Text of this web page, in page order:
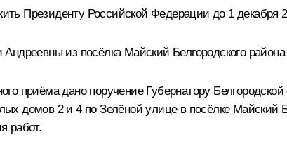
Президенту Российской Федерации до 1 декабря
из посёлка Майский Белгородского района
приёма дано поручение Губернатору
домов 2 и 4 по Зелёной улице в посёлке Майский
работ.